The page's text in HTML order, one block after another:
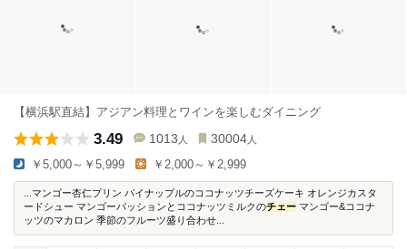
【横浜駅直結】アジアン料理とワインを楽しむダイニング
3.49 1013 人 30004 人
￥5,000～￥5,999 ￥2,000～￥2,999
...マンゴー杏仁プリン パイナップルのココナッツチーズケーキ オレンジカスタ
ードシュー マンゴーパッションとココナッツミルクのチェー マンゴー&ココナ
ッツのマカロン 季節のフルーツ盛り合わせ...